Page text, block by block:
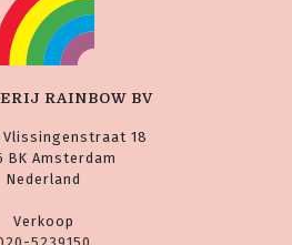
RAINBOW BV
Vlissingenstraat 18
BK Amsterdam
Nederland
Verkoop